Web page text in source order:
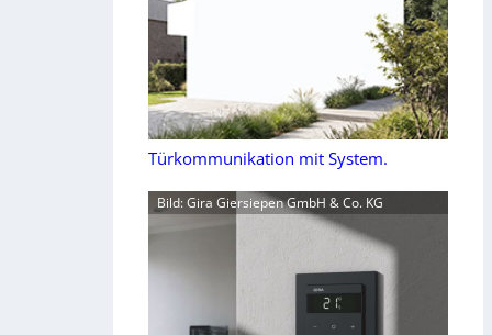
Türkommunikation mit System.
Bild: Gira Giersiepen GmbH & Co. KG